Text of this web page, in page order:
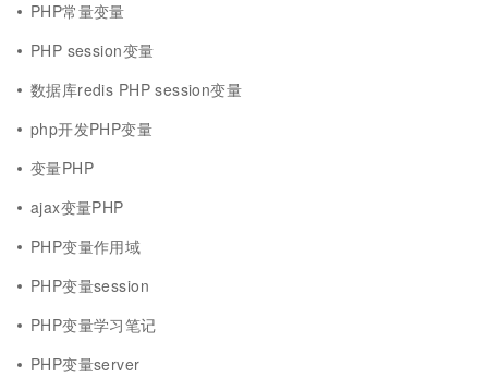
PHP常量变量
PHP session变量
数据库redis PHP session变量
php开发PHP变量
变量PHP
ajax变量PHP
PHP变量作用域
PHP变量session
PHP变量学习笔记
PHP变量server